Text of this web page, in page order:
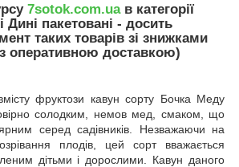
7sotok.com.uaв категорії
Дині пакетовані - досить
таких товарів зі знижками
з оперативною доставкою)
фруктози кавун сорту Бочка Меду
солодким, немов мед, смаком, що
серед садівників. Незважаючи на
плодів, цей сорт вважається
дітьми і дорослими. Кавун даного